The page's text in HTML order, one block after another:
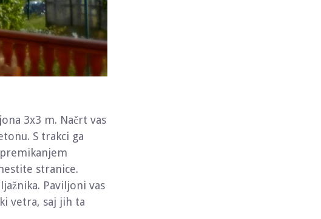
3x3 m. Načrt vas
S trakci ga
stranice.
Paviljoni vas
vetra, saj jih ta